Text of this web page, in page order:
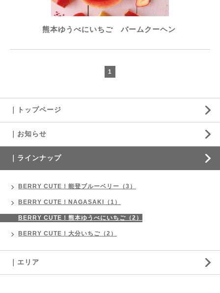
熊本ゆうべにいちご バームクーヘン
1
｜トップページ
｜お知らせ
｜ラインナップ
BERRY CUTE！能登ブルーベリー（3）
BERRY CUTE！NAGASAKI（1）
BERRY CUTE！熊本ゆうべにいちご（2）
BERRY CUTE！大分いちご（2）
｜エリア